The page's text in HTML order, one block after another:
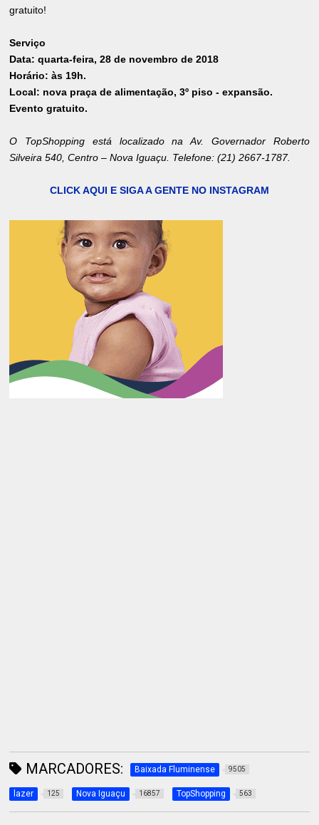
gratuito!
Serviço
Data: quarta-feira, 28 de novembro de 2018
Horário: às 19h.
Local: nova praça de alimentação, 3º piso - expansão.
Evento gratuito.
O TopShopping está localizado na Av. Governador Roberto
Silveira 540, Centro – Nova Iguaçu. Telefone: (21) 2667-1787.
CLICK AQUI E SIGA A GENTE NO INSTAGRAM
MARCADORES: Baixada Fluminense 9505
lazer 125 Nova Iguaçu 16857 TopShopping 563